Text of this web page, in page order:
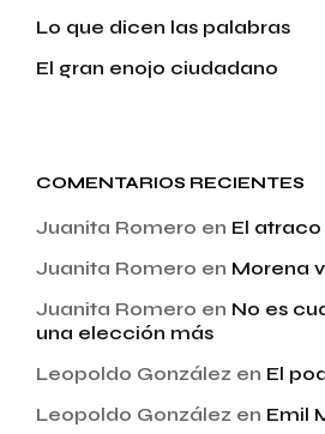
Lo que dicen las palabras
El gran enojo ciudadano
COMENTARIOS RECIENTES
Juanita Romero en El atraco
Juanita Romero en Morena
Juanita Romero en No es
una elección más
Leopoldo González en El
Leopoldo González en Emil